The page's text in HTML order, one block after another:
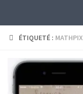
ÉTIQUETÉ : MATHPIX